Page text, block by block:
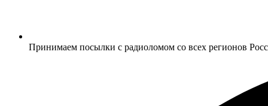
Принимаем посылки с радиоломом со всех регионов